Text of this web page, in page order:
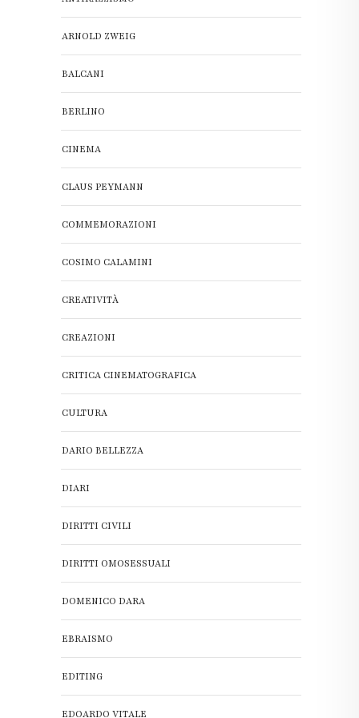
ARNOLD ZWEIG
BALCANI
BERLINO
CINEMA
CLAUS PEYMANN
COMMEMORAZIONI
COSIMO CALAMINI
CREATIVITÀ
CREAZIONI
CRITICA CINEMATOGRAFICA
CULTURA
DARIO BELLEZZA
DIARI
DIRITTI CIVILI
DIRITTI OMOSESSUALI
DOMENICO DARA
EBRAISMO
EDITING
EDOARDO VITALE